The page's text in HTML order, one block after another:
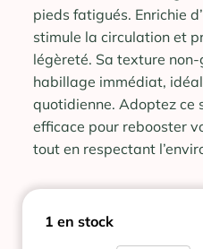
pieds fatigués. Enrichie d’
stimule la circulation et
légèreté. Sa texture
habillage immédiat,
quotidienne. Adoptez ce
efficace pour rebooster
tout en respectant
1 en stock